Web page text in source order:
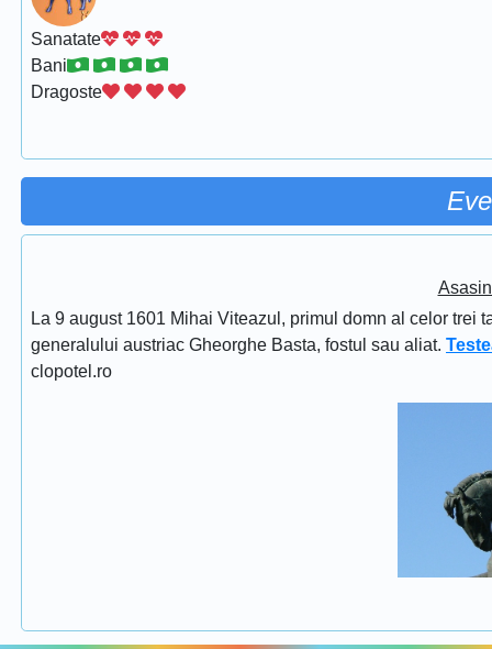
Sanatate
Bani
Dragoste
La 9 august 1601 Mihai Viteazul, primul domn al celor trei
generalului austriac Gheorghe Basta, fostul sau aliat.
clopotel.ro